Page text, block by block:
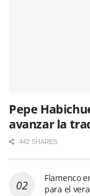
Pepe
avanzar la
442 SHARES
Flamenco
para el